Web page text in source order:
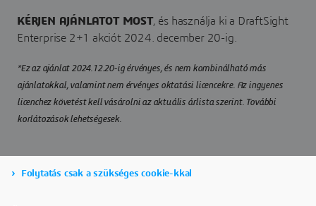
KÉRJEN AJÁNLATOT MOST, és használja ki a DraftSight
Enterprise 2+1 akciót 2024. december 20-ig.
*Ez az ajánlat 2024.12.20-ig érvényes, és nem kombinálható más
ajánlatokkal, valamint nem érvényes oktatási licencekre. Az ingyenes
licenchez követést kell vásárolni az aktuális árlista szerint. További
korlátozások lehetségesek.
Folytatás csak a szükséges cookie-kkal